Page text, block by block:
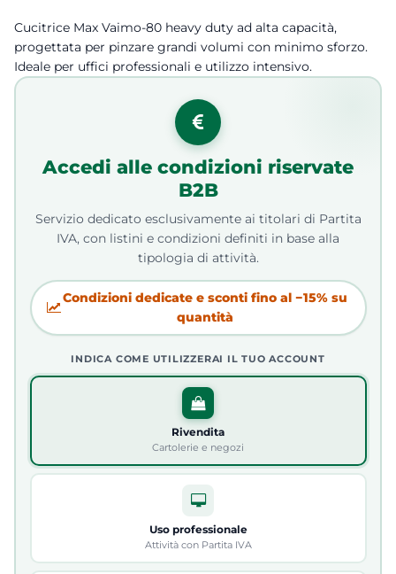
Cucitrice Max Vaimo-80 heavy duty ad alta capacità,
progettata per pinzare grandi volumi con minimo sforzo.
Ideale per uffici professionali e utilizzo intensivo.
Accedi alle condizioni riservate
B2B
Servizio dedicato esclusivamente ai titolari di Partita
IVA, con listini e condizioni definiti in base alla
tipologia di attività.
Condizioni dedicate e sconti fino al −15% su
quantità
INDICA COME UTILIZZERAI IL TUO ACCOUNT
Rivendita
Cartolerie e negozi
Uso professionale
Attività con Partita IVA